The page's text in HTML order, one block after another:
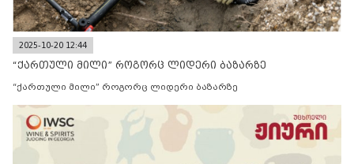
2025-10-20 12:44
“ქართული მილი” როგორც ლიდერი ბაზარზე
“ქართული მილი” როგორც ლიდერი ბაზარზე